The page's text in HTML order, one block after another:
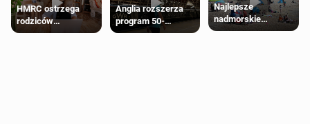
HMRC ostrzega
rodziców
pobierających Child
Anglia rozszerza
program 50-
procentowych
Najlepsze
nadmorskie
miasteczko blisko